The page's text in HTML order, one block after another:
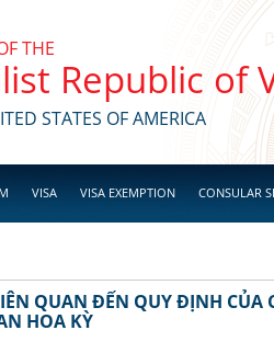
THE
Republic of
STATES OF AMERICA
VISA VISA EXEMPTION CONSULAR
QUAN ĐẾN QUY ĐỊNH CỦA
HOA KỲ